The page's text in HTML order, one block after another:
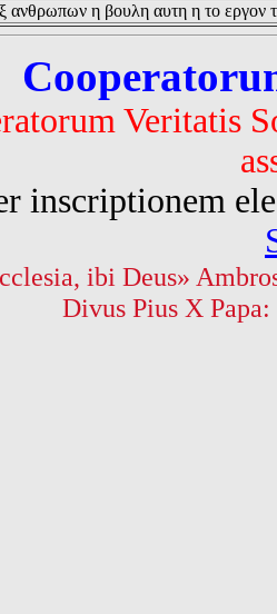
ανθρωπων η βουλη αυτη η το εργον
Veritatis
inscriptionem
ibi Deus»
Divus Pius X Papa: